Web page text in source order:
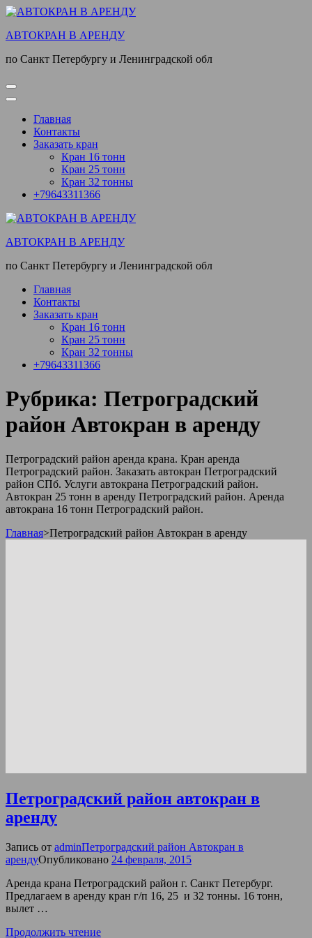
Перейти
содержимому
Enter)
АВТОКРАН В АРЕНДУ
по Санкт Петербургу и Ленинградской обл
Главная
Контакты
Заказать кран
Кран 16 тонн
Кран 25 тонн
Кран 32 тонны
+79643311366
АВТОКРАН В АРЕНДУ
по Санкт Петербургу и Ленинградской обл
Главная
Контакты
Заказать кран
Кран 16 тонн
Кран 25 тонн
Кран 32 тонны
+79643311366
Рубрика: Петроградский
район Автокран в аренду
Петроградский район аренда крана. Кран аренда
Петроградский район. Заказать автокран Петроградский
район СПб. Услуги автокрана Петроградский район.
Автокран 25 тонн в аренду Петроградский район. Аренда
автокрана 16 тонн Петроградский район.
Главная>Петроградский район Автокран в аренду
Петроградский район автокран в
аренду
Запись от adminПетроградский район Автокран в
арендуОпубликовано 24 февраля, 2015
Аренда крана Петроградский район г. Санкт Петербург.
Предлагаем в аренду кран г/п 16, 25 и 32 тонны. 16 тонн,
вылет …
Продолжить чтение